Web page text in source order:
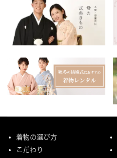
着物の選び方
こだわり